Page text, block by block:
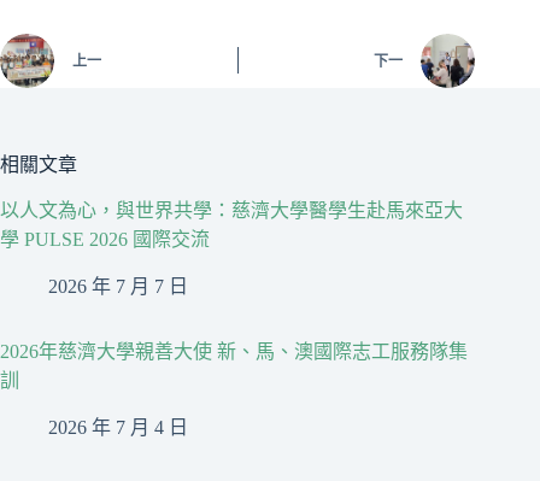
上一 下一
相關文章
以人文為心，與世界共學：慈濟大學醫學生赴馬來亞大
學 PULSE 2026 國際交流
2026 年 7 月 7 日
2026年慈濟大學親善大使 新、馬、澳國際志工服務隊集
訓
2026 年 7 月 4 日